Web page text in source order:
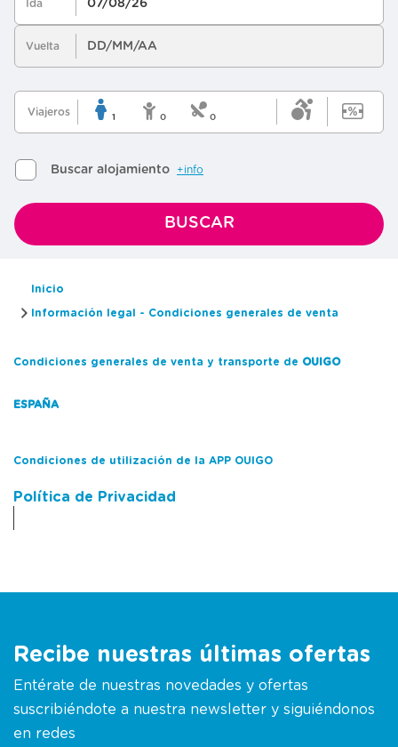
Inicio
Información legal - Condiciones generales de venta
Condiciones generales de venta y transporte de OUIGO
ESPAÑA
Condiciones de utilización de la APP OUIGO
Política de Privacidad
Recibe nuestras últimas ofertas
Entérate de nuestras novedades y ofertas
suscribiéndote a nuestra newsletter y siguiéndonos
en redes